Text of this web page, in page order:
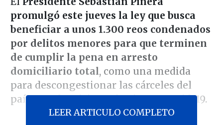
promulgó este jueves la ley que busca
beneficiar a unos 1.300 reos condenados
por delitos menores para que terminen
de cumplir la pena en arresto
domiciliario total, como una medida
para descongestionar las cárceles del
país ante la crisis sanitaria por Covid-19.
LEER ARTICULO COMPLETO